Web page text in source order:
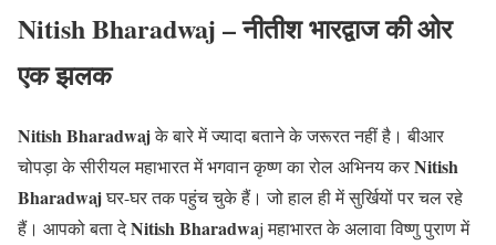
Nitish Bharadwaj – नीतीश भारद्वाज की ओर
एक झलक
Nitish Bharadwajके बारे में ज्यादा बताने के जरूरत नहीं है। बीआर
चोपड़ा के सीरीयल महाभारत में भगवान कृष्ण का रोल अभिनय करNitish
Bharadwajघर-घर तक पहुंच चुके हैं। जो हाल ही में सुर्खियों पर चल रहे
हैं। आपको बता देNitish Bharadwaj महाभारत के अलावा विष्णु पुराण में